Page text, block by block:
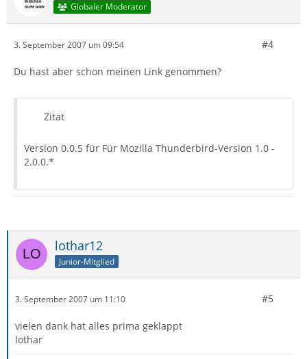
Globaler Moderator
3. September 2007 um 09:54 #4
Du hast aber schon meinen Link genommen?
Zitat
Version 0.0.5 für Für Mozilla Thunderbird-Version 1.0 -
2.0.0.*
lothar12
Junior-Mitglied
3. September 2007 um 11:10 #5
vielen dank hat alles prima geklappt
lothar